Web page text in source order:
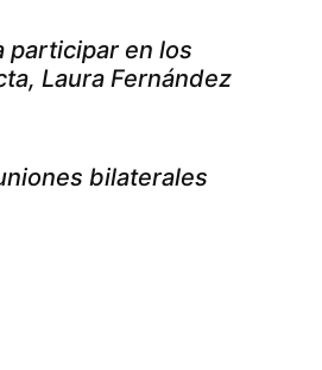
participar en los
Laura Fernández
bilaterales